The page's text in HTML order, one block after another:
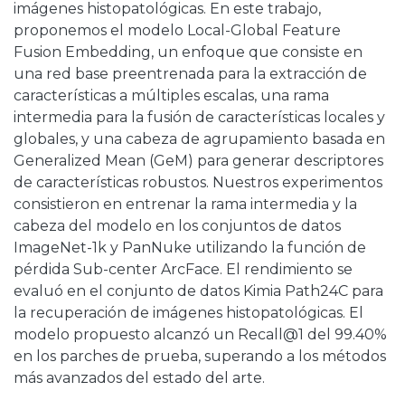
imágenes histopatológicas. En este trabajo,
proponemos el modelo Local-Global Feature
Fusion Embedding, un enfoque que consiste en
una red base preentrenada para la extracción de
características a múltiples escalas, una rama
intermedia para la fusión de características locales y
globales, y una cabeza de agrupamiento basada en
Generalized Mean (GeM) para generar descriptores
de características robustos. Nuestros experimentos
consistieron en entrenar la rama intermedia y la
cabeza del modelo en los conjuntos de datos
ImageNet-1k y PanNuke utilizando la función de
pérdida Sub-center ArcFace. El rendimiento se
evaluó en el conjunto de datos Kimia Path24C para
la recuperación de imágenes histopatológicas. El
modelo propuesto alcanzó un Recall@1 del 99.40%
en los parches de prueba, superando a los métodos
más avanzados del estado del arte.